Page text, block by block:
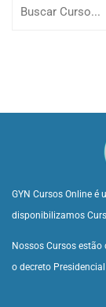
GYN Cursos Online é
disponibilizamos
Nossos Cursos
o decreto